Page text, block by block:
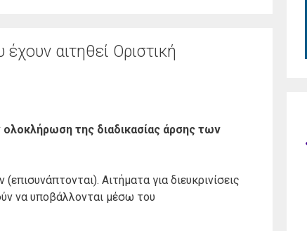
αιτηθεί Οριστική
της διαδικασίας άρσης των
Αιτήματα για διευκρινίσεις
να υποβάλλονται μέσω του